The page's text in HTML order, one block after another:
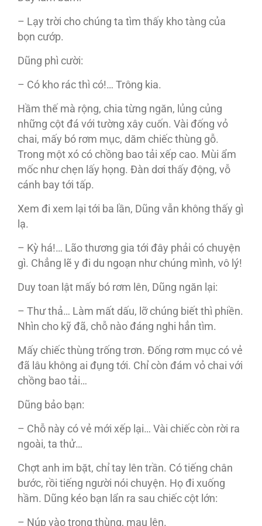
– Lạy trời cho chúng ta tìm thấy kho tàng của
bọn cướp.
Dũng phì cười:
– Có kho rác thì có!… Trông kia.
Hầm thế mà rộng, chia từng ngăn, lủng củng
những cột đá với tường xây cuốn. Vài đống vỏ
chai, mấy bó rơm mục, dăm chiếc thùng gỗ.
Trong một xó có chồng bao tải xếp cao. Mùi ẩm
mốc như chẹn lấy họng. Đàn dơi thấy động, vỗ
cánh bay tới tấp.
Xem đi xem lại tới ba lần, Dũng vẫn không thấy gì
lạ.
– Kỳ há!… Lão thương gia tới đây phải có chuyện
gì. Chẳng lẽ y đi du ngoạn như chúng mình, vô lý!
Duy toan lật mấy bó rơm lên, Dũng ngăn lại:
– Thư thả… Làm mất dấu, lỡ chúng biết thì phiền.
Nhìn cho kỹ đã, chỗ nào đáng nghi hẳn tìm.
Mấy chiếc thùng trống trơn. Đống rơm mục có vẻ
đã lâu không ai đụng tới. Chỉ còn đám vỏ chai với
chồng bao tải…
Dũng bảo bạn:
– Chỗ này có vẻ mới xếp lại… Vài chiếc còn rời ra
ngoài, ta thử…
Chợt anh im bặt, chỉ tay lên trần. Có tiếng chân
bước, rồi tiếng người nói chuyện. Họ đi xuống
hầm. Dũng kéo bạn lẩn ra sau chiếc cột lớn:
– Núp vào trong thùng, mau lên.